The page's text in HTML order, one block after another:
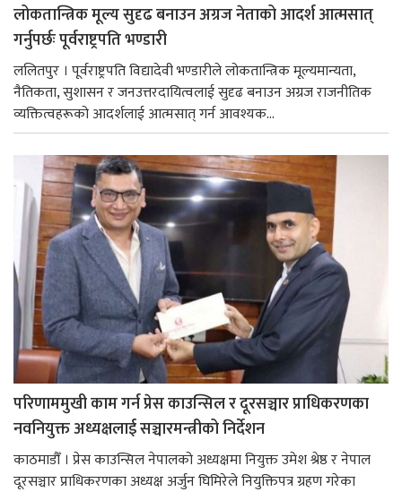
लोकतान्त्रिक मूल्य सुदृढ बनाउन अग्रज नेताको आदर्श आत्मसात्
गर्नुपर्छः पूर्वराष्ट्रपति भण्डारी
ललितपुर । पूर्वराष्ट्रपति विद्यादेवी भण्डारीले लोकतान्त्रिक मूल्यमान्यता,
नैतिकता, सुशासन र जनउत्तरदायित्वलाई सुदृढ बनाउन अग्रज राजनीतिक
व्यक्तित्वहरूको आदर्शलाई आत्मसात् गर्न आवश्यक...
परिणाममुखी काम गर्न प्रेस काउन्सिल र दूरसञ्चार प्राधिकरणका
नवनियुक्त अध्यक्षलाई सञ्चारमन्त्रीको निर्देशन
काठमाडौँ । प्रेस काउन्सिल नेपालको अध्यक्षमा नियुक्त उमेश श्रेष्ठ र नेपाल
दूरसञ्चार प्राधिकरणका अध्यक्ष अर्जुन घिमिरेले नियुक्तिपत्र ग्रहण गरेका